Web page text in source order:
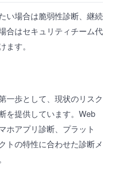
い場合は脆弱性診断、継続
合はセキュリティチーム代
す。
一歩として、現状のリスク
を提供しています。Web
ホアプリ診断、プラット
トの特性に合わせた診断メ